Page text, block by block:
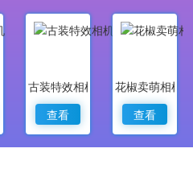
古装特效相机
查看
花椒卖萌相机
查看